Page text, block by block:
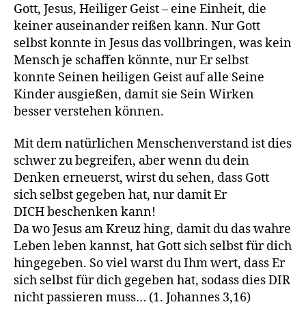
Gott, Jesus, Heiliger Geist – eine Einheit, die
keiner auseinander reißen kann. Nur Gott
selbst konnte in Jesus das vollbringen, was kein
Mensch je schaffen könnte, nur Er selbst
konnte Seinen heiligen Geist auf alle Seine
Kinder ausgießen, damit sie Sein Wirken
besser verstehen können.
Mit dem natürlichen Menschenverstand ist dies
schwer zu begreifen, aber wenn du dein
Denken erneuerst, wirst du sehen, dass Gott
sich selbst gegeben hat, nur damit Er
DICH beschenken kann!
Da wo Jesus am Kreuz hing, damit du das wahre
Leben leben kannst, hat Gott sich selbst für dich
hingegeben. So viel warst du Ihm wert, dass Er
sich selbst für dich gegeben hat, sodass dies DIR
nicht passieren muss… (1. Johannes 3,16)